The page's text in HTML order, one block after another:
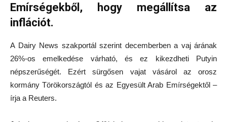
Emírségekből, hogy megállítsa az
inflációt.
A Dairy News szakportál szerint decemberben a vaj árának
26%-os emelkedése várható, és ez kikezdheti Putyin
népszerűségét. Ezért sürgősen vajat vásárol az orosz
kormány Törökországtól és az Egyesült Arab Emírségektől –
írja a Reuters.